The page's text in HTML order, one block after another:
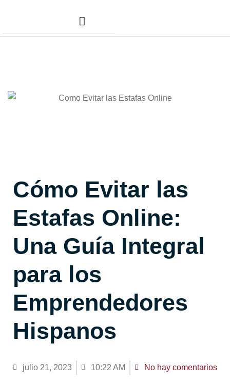
Cómo Evitar las
Estafas Online:
Una Guía Integral
para los
Emprendedores
Hispanos
julio 21, 2023 10:22 AM No hay comentarios